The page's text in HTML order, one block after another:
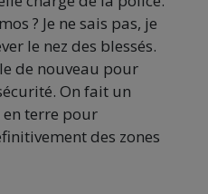
? Je ne sais pas, je
le nez des blessés.
de nouveau pour
On fait un
terre pour
des zones